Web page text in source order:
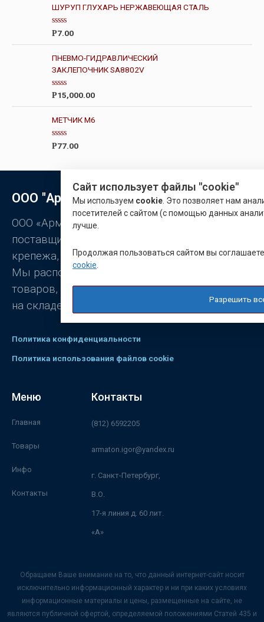
з
5
е
н
к
а
и
з
5
ШУРУП ГЛУХАРЬ НЕРЖАВЕЮЩАЯ СТАЛЬ
О
е
н
к
а
и
з
5
Р7.00
ПНЕВМО-ГИДРАВЛИЧЕСКИЙ
ЗАКЛЕПОЧНИК SA8802V
О
е
н
к
а
и
Р15,000.00
МЕТЧИК М6
О
и
з
Р77.00
ООО "Арматон"
ООО «Арматон» является оптовым
поставщиком заклёпок, промышленного
крепежа, станочной оснастки.
Мы располагаем широким ассортиментом
товаров, постоянно присутствующих
на складе.
Политика конфиденциальности
Политика использования файлов cookie
Меню
Главная
Товары
Инфо
Контакты
Контакты
(812) 6592205
armaton.igor@yandex.ru
г. Санкт-Петербург,
В.О.
17-я линия д. 60 лит.
«А»
Обращаем Ваше внимание на то, что данный интернет-сайт носит
исключительно информационный характер и ни при каких условиях
информационные материалы и цены, размещенные на сайте, не
являются публичной офертой, определяемой положениями Статей 435 и
Сайт использует файлы "cookie"
Мы используем cookie . Это позволяет нам
посетителей с сайтом (с помощью данных
лучше.
Продолжая пользоваться сайтом вы
cookie
Разрешить